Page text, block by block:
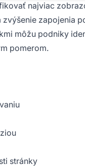
najviac
zapojenia
môžu podniky
pomerom.
stránky